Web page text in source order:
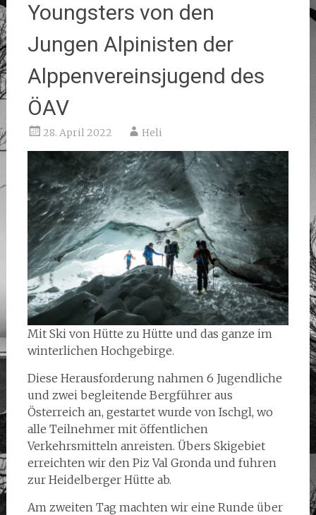
Youngsters von den
Jungen Alpinisten der
Alppenvereinsjugend des
ÖAV
28. April 2022 Heli
Mit Ski von Hütte zu Hütte und das ganze im
winterlichen Hochgebirge.
Diese Herausforderung nahmen 6 Jugendliche
und zwei begleitende Bergführer aus
Österreich an, gestartet wurde von Ischgl, wo
alle Teilnehmer mit öffentlichen
Verkehrsmitteln anreisten. Übers Skigebiet
erreichten wir den Piz Val Gronda und fuhren
zur Heidelberger Hütte ab.
Am zweiten Tag machten wir eine Runde über